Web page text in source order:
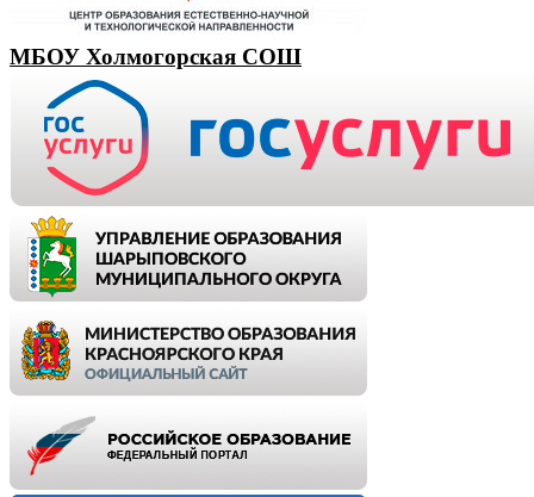
МБОУ Холмогорская СОШ